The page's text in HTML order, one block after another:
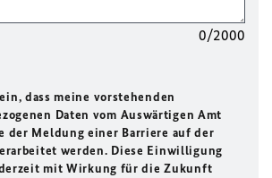
0/2000
dass meine vorstehenden
Daten vom Auswärtigen Amt
der Meldung einer Barriere auf der
werden. Diese Einwilligung
mit Wirkung für die Zukunft